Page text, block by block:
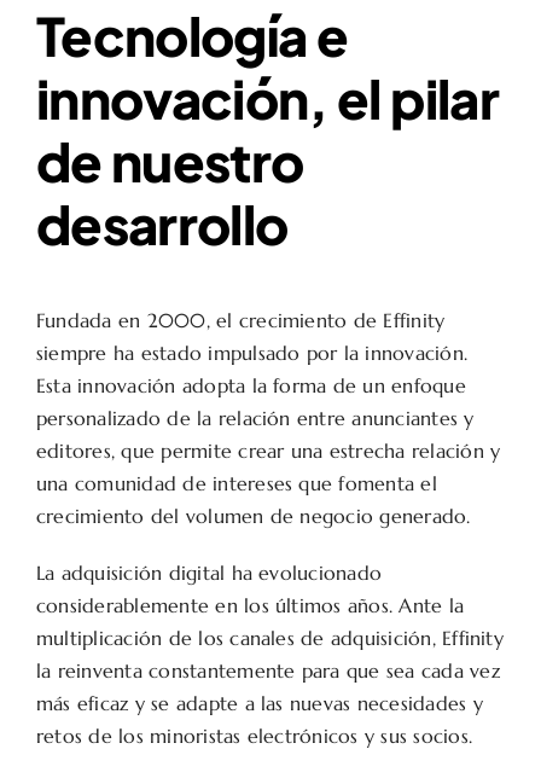
Tecnología e
innovación, el pilar
de nuestro
desarrollo
Fundada en 2000, el crecimiento de Effinity
siempre ha estado impulsado por la innovación.
Esta innovación adopta la forma de un enfoque
personalizado de la relación entre anunciantes y
editores, que permite crear una estrecha relación y
una comunidad de intereses que fomenta el
crecimiento del volumen de negocio generado.
La adquisición digital ha evolucionado
considerablemente en los últimos años. Ante la
multiplicación de los canales de adquisición, Effinity
la reinventa constantemente para que sea cada vez
más eficaz y se adapte a las nuevas necesidades y
retos de los minoristas electrónicos y sus socios.